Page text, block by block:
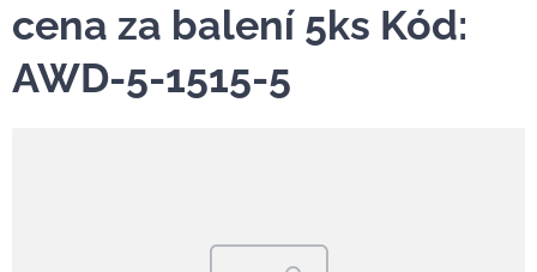
cena za balení 5ks Kód:
AWD-5-1515-5